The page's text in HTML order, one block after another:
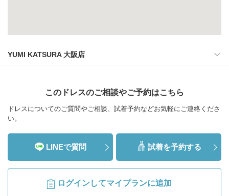
YUMI KATSURA 大阪店
このドレスのご相談やご予約はこちら
ドレスについてのご質問やご相談、試着予約などお気軽にご連絡くださ
い。
LINEで質問 試着を予約する
ログインしてマイプランに追加